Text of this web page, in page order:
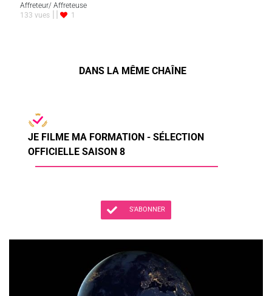
Affreteur/ Affreteuse
133 vues
1
DANS LA MÊME CHAÎNE
JE FILME MA FORMATION - SÉLECTION
OFFICIELLE SAISON 8
S'ABONNER